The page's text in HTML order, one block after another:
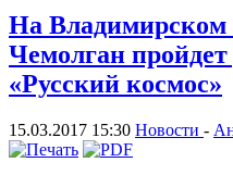
На Владимирском
Чемолган
«Русский космос»
15.03.2017 15:30 Новости -